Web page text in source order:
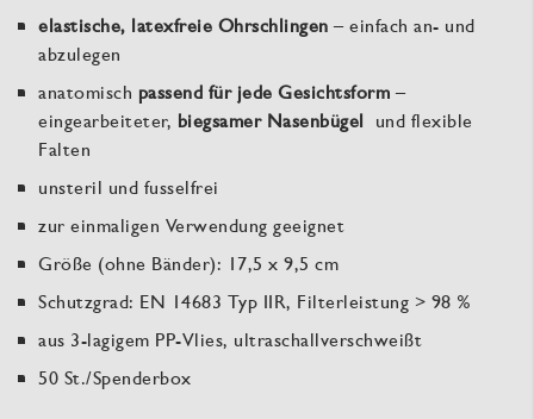
elastische, latexfreie Ohrschlingen – einfach an- und
abzulegen
anatomisch passend für jede Gesichtsform –
eingearbeiteter, biegsamer Nasenbügel
und flexible
Falten
unsteril und fusselfrei
zur einmaligen Verwendung geeignet
Größe (ohne Bänder): 17,5 x 9,5 cm
Schutzgrad: EN 14683 Typ IIR, Filterleistung > 98 %
aus 3-lagigem PP-Vlies, ultraschallverschweißt
50 St./Spenderbox